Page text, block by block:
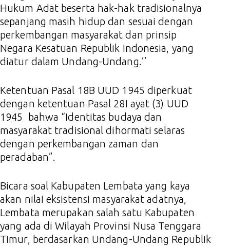
Hukum Adat beserta hak-hak tradisionalnya
sepanjang masih hidup dan sesuai dengan
perkembangan masyarakat dan prinsip
Negara Kesatuan Republik Indonesia, yang
diatur dalam Undang-Undang.’’
Ketentuan Pasal 18B UUD 1945 diperkuat
dengan ketentuan Pasal 28I ayat (3) UUD
1945 bahwa “Identitas budaya dan
masyarakat tradisional dihormati selaras
dengan perkembangan zaman dan
peradaban”.
Bicara soal Kabupaten Lembata yang kaya
akan nilai eksistensi masyarakat adatnya,
Lembata merupakan salah satu Kabupaten
yang ada di Wilayah Provinsi Nusa Tenggara
Timur, berdasarkan Undang-Undang Republik